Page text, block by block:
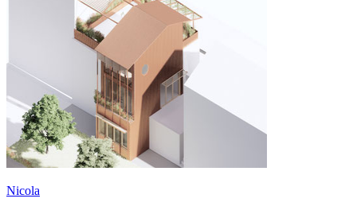
Nicola